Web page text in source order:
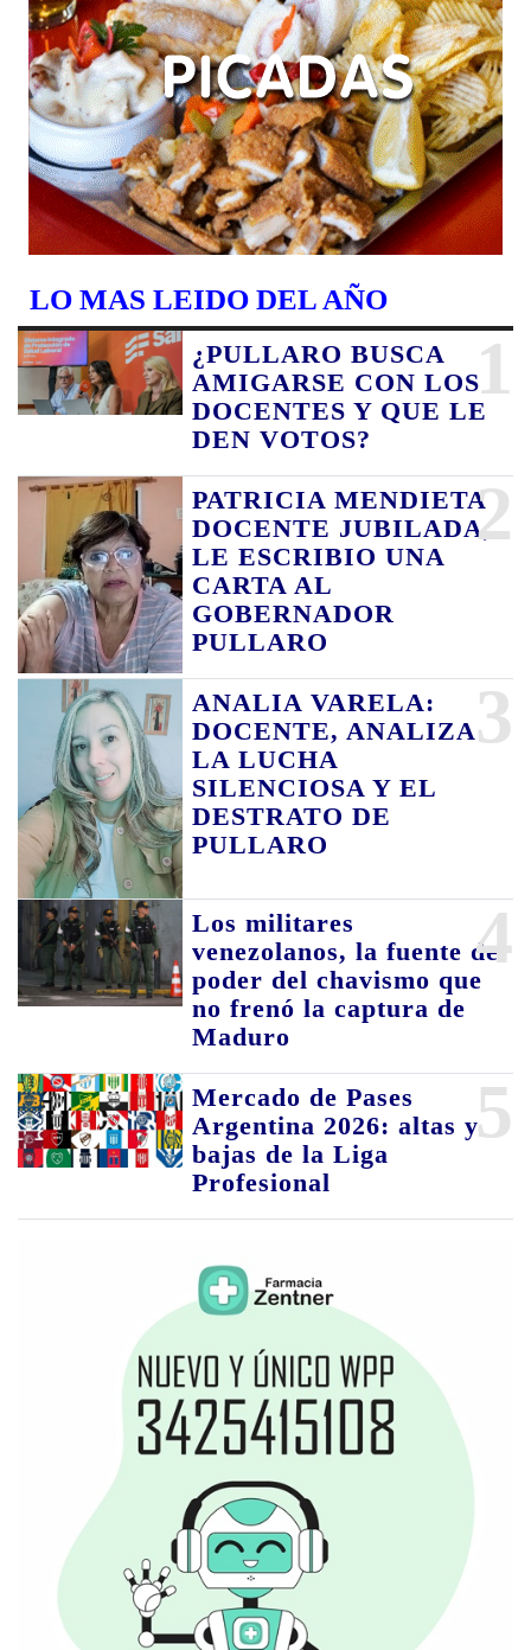
LO MAS LEIDO DEL AÑO
1
¿PULLARO BUSCA
AMIGARSE CON LOS
DOCENTES Y QUE LE
DEN VOTOS?
2
PATRICIA MENDIETA
DOCENTE JUBILADA,
LE ESCRIBIO UNA
CARTA AL
GOBERNADOR
PULLARO
3
ANALIA VARELA:
DOCENTE, ANALIZA
LA LUCHA
SILENCIOSA Y EL
DESTRATO DE
PULLARO
4
Los militares
venezolanos, la fuente de
poder del chavismo que
no frenó la captura de
Maduro
5
Mercado de Pases
Argentina 2026: altas y
bajas de la Liga
Profesional